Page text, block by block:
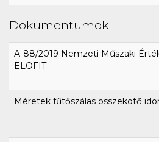
Dokumentumok
A-88/2019 Nemzeti Műszaki
ELOFIT
Méretek fűtőszálas összekötő